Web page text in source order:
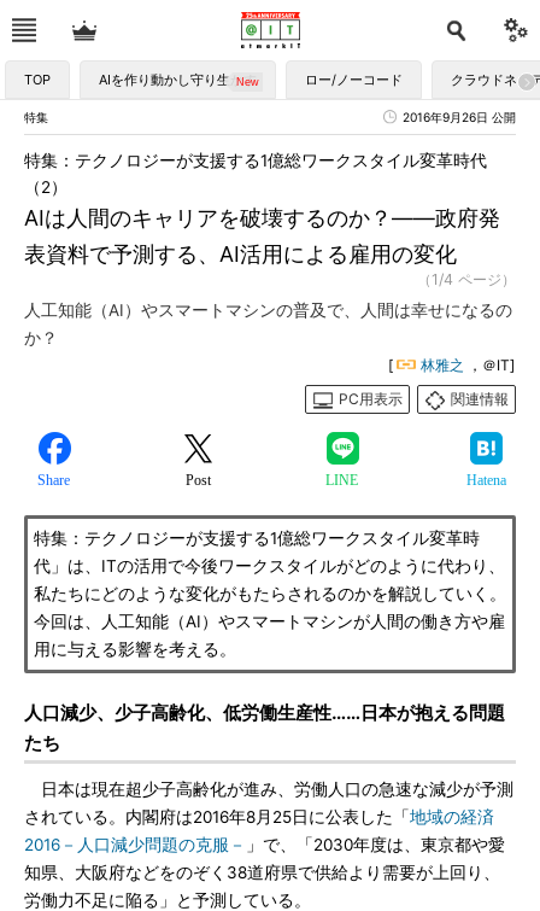
TOP AIを作り動かし守り生かす ロー/ノーコード クラウドネイ
特集 2016年9月26日 公開
AIは人間のキャリアを破壊するのか？――政府発
表資料で予測する、AI活用による雇用の変化
特集：テクノロジーが支援する1億総ワークスタイル変革時代
（2）
（1/4 ページ）
人工知能（AI）やスマートマシンの普及で、人間は幸せになるの
か？
[ 林雅之
，＠IT]
PC用表示
関連情報
Share Post LINE Hatena
特集：テクノロジーが支援する1億総ワークスタイル変革時
代」は、ITの活用で今後ワークスタイルがどのように代わり、
私たちにどのような変化がもたらされるのかを解説していく。
今回は、人工知能（AI）やスマートマシンが人間の働き方や雇
用に与える影響を考える。
人口減少、少子高齢化、低労働生産性……日本が抱える問題
たち
日本は現在超少子高齢化が進み、労働人口の急速な減少が予測
されている。内閣府は2016年8月25日に公表した「地域の経済
2016－人口減少問題の克服－ 」で、「2030年度は、東京都や愛
知県、大阪府などをのぞく38道府県で供給より需要が上回り、
労働力不足に陥る」と予測している。